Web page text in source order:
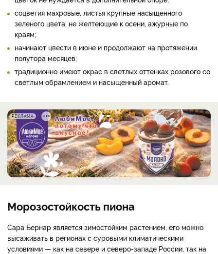
соцветия махровые, листья крупные насыщенного
зеленого цвета, не желтеющие к осени, ажурные по
краям;
начинают цвести в июне и продолжают на протяжении
полутора месяцев;
традиционно имеют окрас в светлых оттенках розового со
светлым обрамлением и насыщенный аромат.
РЕКЛАМА
Морозостойкость пиона
Сара Бернар является зимостойким растением, его можно
высаживать в регионах с суровыми климатическими
условиями — как на севере и северо-западе России, так на